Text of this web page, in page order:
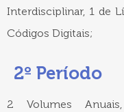
Interdisciplinar, 1 de
Códigos Digitais;
2º Período
2 Volumes